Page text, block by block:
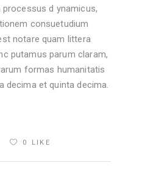
d ynamicus,
consuetudium
notare quam littera
putamus parum claram,
formas humanitatis
decima et quinta decima.
0 LIKE